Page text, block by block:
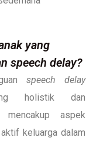
yang
speech delay?
speech delay
holistik dan
mencakup aspek
keluarga dalam